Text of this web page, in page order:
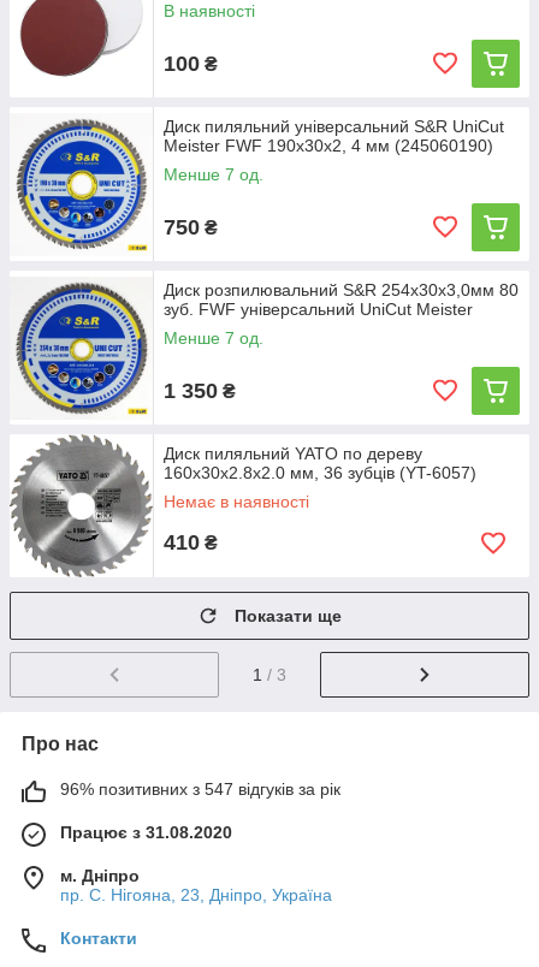
В наявності
100 ₴
Диск пиляльний універсальний S&R UniCut
Meister FWF 190х30х2, 4 мм (245060190)
Менше 7 од.
750 ₴
Диск розпилювальний S&R 254x30x3,0мм 80
зуб. FWF унiверсальний UniCut Meister
Менше 7 од.
1 350 ₴
Диск пиляльний YATO по дереву
160х30х2.8х2.0 мм, 36 зубців (YT-6057)
Немає в наявності
410 ₴
Показати ще
1 / 3
Про нас
96% позитивних з 547 відгуків за рік
Працює з 31.08.2020
м. Дніпро
пр. С. Нігояна, 23, Дніпро, Україна
Контакти